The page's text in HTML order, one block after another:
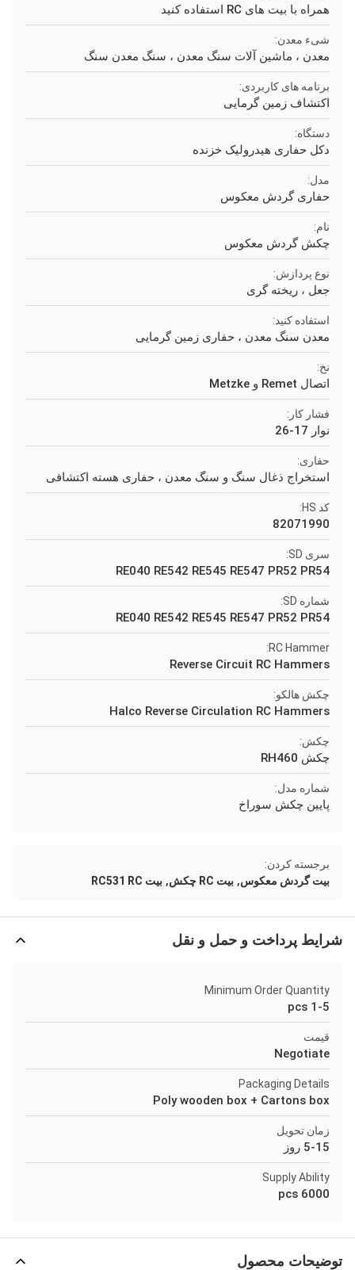
همراه با بیت های RC استفاده کنید
شیء معدن:
معدن ، ماشین آلات سنگ معدن ، سنگ معدن سنگ
برنامه های کاربردی:
اکتشاف زمین گرمایی
دستگاه:
دکل حفاری هیدرولیک خزنده
مدل:
حفاری گردش معکوس
نام:
چکش گردش معکوس
نوع پردازش:
جعل ، ریخته گری
استفاده کنید:
معدن سنگ معدن ، حفاری زمین گرمایی
نخ:
اتصال Remet و Metzke
فشار کار:
نوار 17-26
حفاری:
استخراج ذغال سنگ و سنگ معدن ، حفاری هسته اکتشافی
کد HS:
82071990
سری SD:
RE040 RE542 RE545 RE547 PR52 PR54
شماره SD:
RE040 RE542 RE545 RE547 PR52 PR54
RC Hammer:
Reverse Circuit RC Hammers
چکش هالکو:
Halco Reverse Circulation RC Hammers
چکش:
چکش RH460
شماره مدل:
پایین چکش سوراخ
برجسته کردن:
بیت گردش معکوس, بیت RC چکش , بیت RC531 RC
شرایط پرداخت و حمل و نقل
Minimum Order Quantity
1-5 pcs
قیمت
Negotiate
Packaging Details
Poly wooden box + Cartons box
زمان تحویل
5-15 روز
Supply Ability
6000 pcs
توضیحات محصول